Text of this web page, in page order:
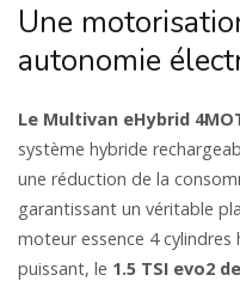
Une
autonomie
Le Multivan eHybrid
système hybride
une réduction de la
garantissant un véritable
moteur essence 4
puissant, le 1.5 TSI evo2